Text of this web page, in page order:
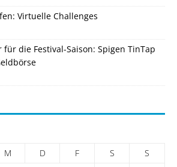
Virtuelle Challenges
die Festival-Saison: Spigen TinTap
M D F S
S